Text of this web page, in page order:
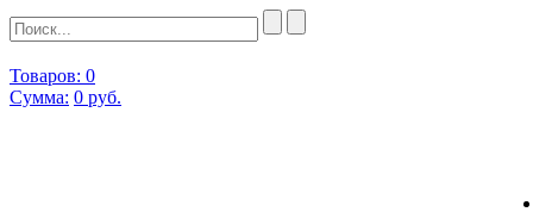
Товаров: 0
Сумма: 0 руб.